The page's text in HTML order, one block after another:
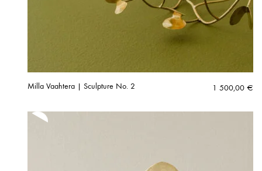
Milla Vaahtera | Sculpture No. 2 1 500,00 €